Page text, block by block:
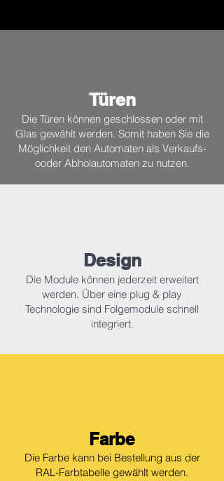
Türen
Die Türen können geschlossen oder mit
Glas gewählt werden. Somit haben Sie die
Möglichkeit den Automaten als Verkaufs-
ooder Abholautomaten zu nutzen.
Design
Die Module können jederzeit erweitert
werden. Über eine plug & play
Technologie sind Folgemodule schnell
integriert.
Farbe
Die Farbe kann bei Bestellung aus der
RAL-Farbtabelle gewählt werden.